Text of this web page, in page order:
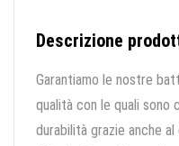
Descrizione
Garantiamo le nostre
qualità con le quali sono
durabilità grazie anche